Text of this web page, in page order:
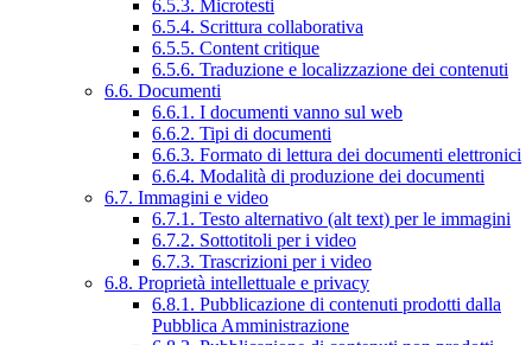
6.5.3. Microtesti
6.5.4. Scrittura collaborativa
6.5.5. Content critique
6.5.6. Traduzione e localizzazione dei contenuti
6.6. Documenti
6.6.1. I documenti vanno sul web
6.6.2. Tipi di documenti
6.6.3. Formato di lettura dei documenti elettronici
6.6.4. Modalità di produzione dei documenti
6.7. Immagini e video
6.7.1. Testo alternativo (alt text) per le immagini
6.7.2. Sottotitoli per i video
6.7.3. Trascrizioni per i video
6.8. Proprietà intellettuale e privacy
6.8.1. Pubblicazione di contenuti prodotti dalla
Pubblica Amministrazione